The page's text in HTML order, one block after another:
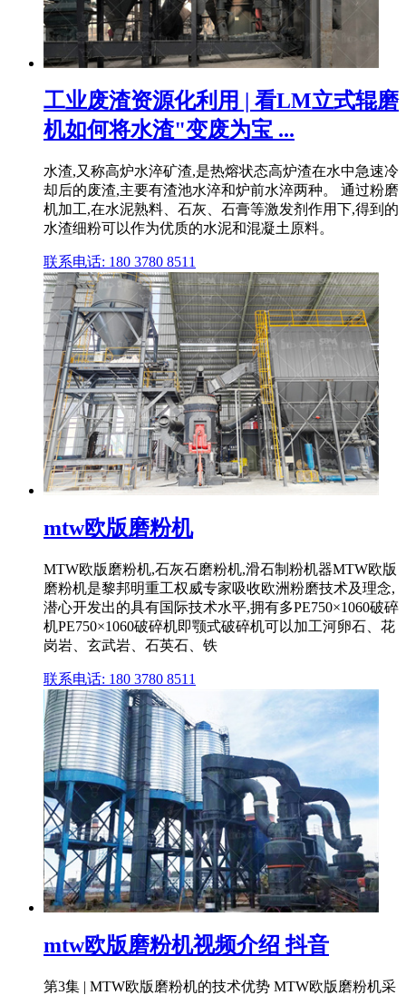
工业废渣资源化利用 | 看LM立式辊磨
机如何将水渣"变废为宝 ...
水渣,又称高炉水淬矿渣,是热熔状态高炉渣在水中急速冷
却后的废渣,主要有渣池水淬和炉前水淬两种。 通过粉磨
机加工,在水泥熟料、石灰、石膏等激发剂作用下,得到的
水渣细粉可以作为优质的水泥和混凝土原料。
联系电话: 180 3780 8511
mtw欧版磨粉机
MTW欧版磨粉机,石灰石磨粉机,滑石制粉机器MTW欧版
磨粉机是黎邦明重工权威专家吸收欧洲粉磨技术及理念,
潜心开发出的具有国际技术水平,拥有多PE750×1060破碎
机PE750×1060破碎机即颚式破碎机可以加工河卵石、花
岗岩、玄武岩、石英石、铁
联系电话: 180 3780 8511
mtw欧版磨粉机视频介绍 抖音
第3集 | MTW欧版磨粉机的技术优势 MTW欧版磨粉机采